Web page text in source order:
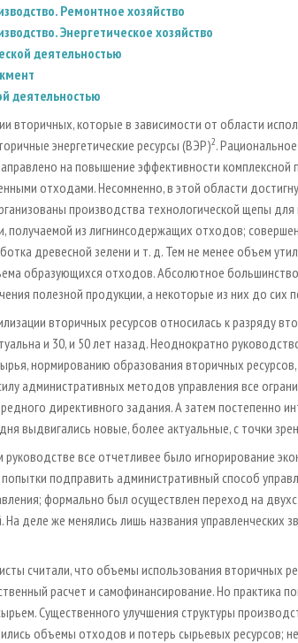
Ремонтное хозяйство
Энергетическое хозяйство
деятельностью
деятельностью
вторичных, которые в зависимости от области
энергетические ресурсы (ВЭР)2.
на повышение эффективности
отходами. Несомненно, в этой области
производства технологической щепы
получаемой из лигнинсодержащих отходов;
древесной зелени и т. д. Тем не менее объем
образующихся отходов. Абсолютное большинство
полезной продукции, а некоторые из них до сих
вторичных ресурсов относилась к разряду
и 30, и 50 лет назад. Неоднократно
нормированию образования вторичных
административных методов управления все
директивного задания. А затем постепенно
выдвигались новые, более актуальные, с точки
все отчетливее было игнорирование
подправить административный способ
формально был осуществлен переход на
деле же менялись лишь названия управленческих
считали, что объемы использования вторичных
расчет и самофинансирование. Но практика
Существенного улучшения структуры
объемы отходов и потерь сырьевых ресурсов;